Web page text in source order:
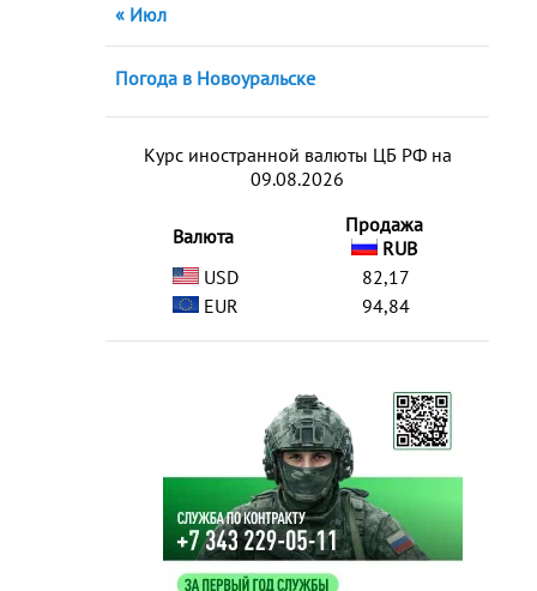
« Июл
Погода в Новоуральске
Курс иностранной валюты ЦБ РФ на
09.08.2026
Валюта
Продажа
RUB
USD
82,17
EUR
94,84